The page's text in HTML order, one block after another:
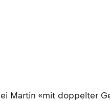
Martin «mit doppelter